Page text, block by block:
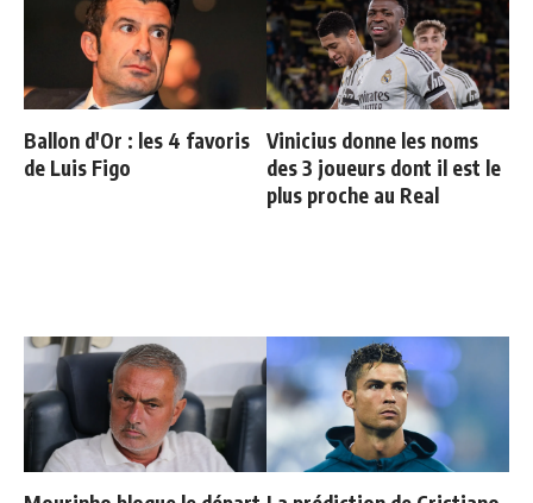
Ballon d'Or : les 4 favoris
de Luis Figo
Vinicius donne les noms
des 3 joueurs dont il est le
plus proche au Real